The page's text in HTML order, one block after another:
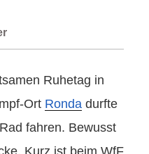
Ruhetag in
Ort Ronda durfte
fahren. Bewusst
Kurz ist beim WfF